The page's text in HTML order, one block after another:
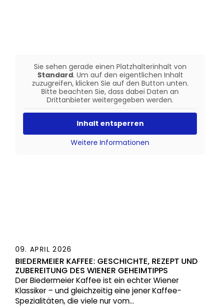
Sie sehen gerade einen Platzhalterinhalt von
Standard. Um auf den eigentlichen Inhalt
zuzugreifen, klicken Sie auf den Button unten.
Bitte beachten Sie, dass dabei Daten an
Drittanbieter weitergegeben werden.
Inhalt entsperren
Weitere Informationen
09. APRIL 2026
BIEDERMEIER KAFFEE: GESCHICHTE, REZEPT UND
ZUBEREITUNG DES WIENER GEHEIMTIPPS
Der Biedermeier Kaffee ist ein echter Wiener
Klassiker – und gleichzeitig eine jener Kaffee-
Spezialitäten, die viele nur vom...